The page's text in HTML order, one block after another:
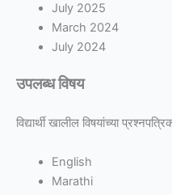
July 2025
March 2024
July 2024
उपलब्ध विषय
विद्यार्थी खालील विषयांच्या
English
Marathi